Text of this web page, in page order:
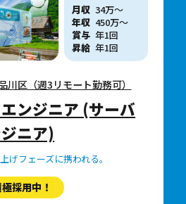
月収 34万〜
年収 450万〜
賞与 年1回
昇給 年1回
川区（週3リモート勤務可）
ンジニア (サーバ
ニア)
げフェーズに携われる。
採用中！